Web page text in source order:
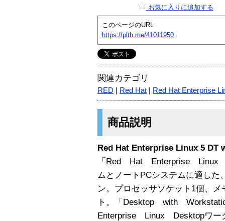
お気に入りに追加する
このページのURL
https://plth.me/41011950
関連カテゴリ
RED Red Hat Red Hat Enterprise
商品説明
Red Hat Enterprise Linux 5 DT
「Red Hat Enterprise Linux
ムとノートPCシステムに適し
ン。プロセッサソケット1個、
ト。「Desktop with
Enterprise Linux Desktopワー